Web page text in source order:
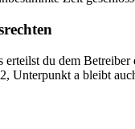
du dem
Unterpunkt a bleibt